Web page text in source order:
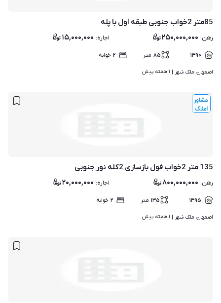
85متر 2خواب جنوبی طبقه اول با پله
رهن: ۲۵۰,۰۰۰,۰۰۰ اجاره: ۱۵,۰۰۰,۰۰۰
۱۳۹۰ ۸۵ متر ۲ خوابه
اصفهان، ملک شهر | ۱ هفته پیش
135 متر 2خواب فول بازسازی 2کله نور جنوبی
رهن: ۸۰۰,۰۰۰,۰۰۰ اجاره: ۲۰,۰۰۰,۰۰۰
۱۳۹۵ ۱۳۵ متر ۲ خوابه
اصفهان، ملک شهر | ۱ هفته پیش